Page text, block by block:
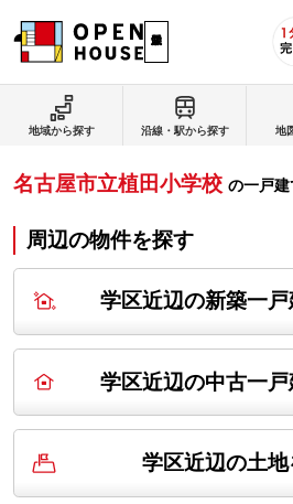
地域から探す 沿線・駅から探す 地
名古屋市立植田小学校 の一戸
周辺の物件を探す
学区近辺の新築一
学区近辺の中古一
学区近辺の土